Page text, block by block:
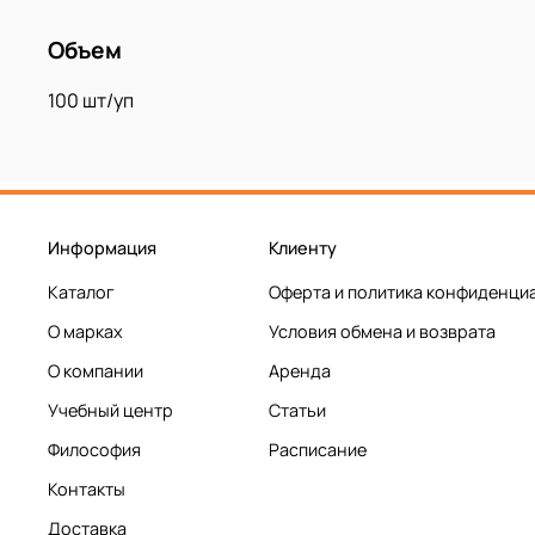
Объем
100 шт/уп
Информация
Каталог
О марках
О компании
Учебный центр
Философия
Контакты
Доставка
Клиенту
Оферта и политика
Условия обмена и возврата
Аренда
Статьи
Расписание